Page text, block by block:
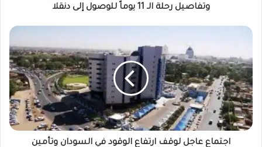
يوماً
دنقلا
وتفاصيل رحلة الـ 11 يوماً للوصول إلى دنقلا
اجتماع
لوقف
ارتفاع
الوقود
في
السودان
وتأمين
الإمدادات
اجتماع عاجل لوقف ارتفاع الوقود في السودان وتأمين